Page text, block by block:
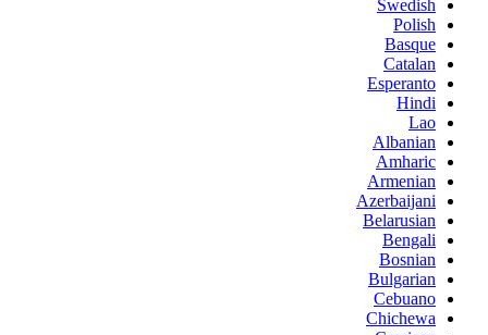
Swedish
Polish
Basque
Catalan
Esperanto
Hindi
Lao
Albanian
Amharic
Armenian
Azerbaijani
Belarusian
Bengali
Bosnian
Bulgarian
Cebuano
Chichewa